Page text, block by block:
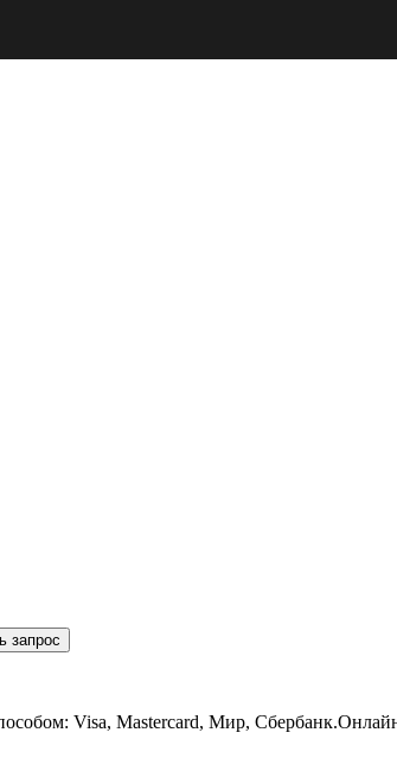
запрос
Visa, Mastercard, Мир,